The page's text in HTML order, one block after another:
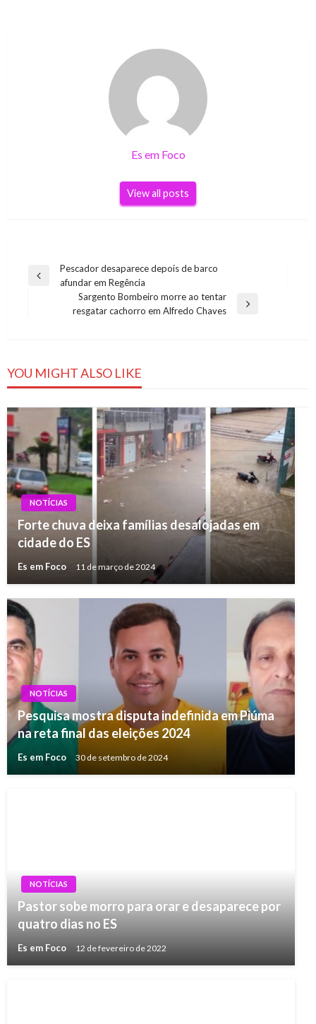
Es em Foco
View all posts
Navegação
Previous
Pescador desaparece depois de barco
afundar em Regência
Sargento Bombeiro morre ao tentar
resgatar cachorro em Alfredo Chaves
YOU MIGHT ALSO LIKE
NOTÍCIAS
Forte chuva deixa famílias desalojadas em
cidade do ES
Es em Foco 11 de março de 2024
NOTÍCIAS
Pesquisa mostra disputa indefinida em Piúma
na reta final das eleições 2024
Es em Foco 30 de setembro de 2024
NOTÍCIAS
Pastor sobe morro para orar e desaparece por
quatro dias no ES
Es em Foco 12 de fevereiro de 2022